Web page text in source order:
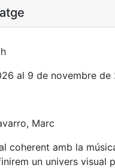
al 9 de novembre de
Marc
coherent amb la
un univers visual